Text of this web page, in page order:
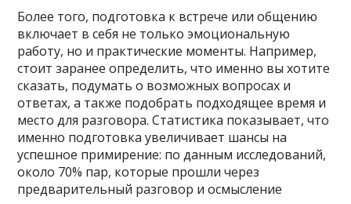
Более того, подготовка к встрече или общению
включает в себя не только эмоциональную
работу, но и практические моменты. Например,
стоит заранее определить, что именно вы хотите
сказать, подумать о возможных вопросах и
ответах, а также подобрать подходящее время и
место для разговора. Статистика показывает, что
именно подготовка увеличивает шансы на
успешное примирение: по данным исследований,
около 70% пар, которые прошли через
предварительный разговор и осмысление